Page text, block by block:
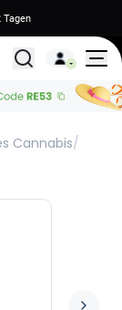
Tagen
Alle
Cannabis/